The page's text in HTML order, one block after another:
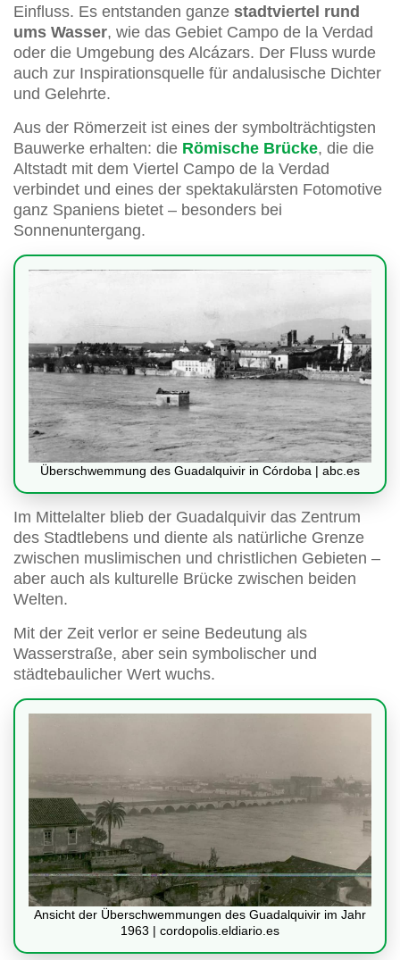
Einfluss. Es entstanden ganze stadtviertel rund
ums Wasser, wie das Gebiet Campo de la Verdad
oder die Umgebung des Alcázars. Der Fluss wurde
auch zur Inspirationsquelle für andalusische Dichter
und Gelehrte.
Aus der Römerzeit ist eines der symbolträchtigsten
Bauwerke erhalten: die Römische Brücke, die die
Altstadt mit dem Viertel Campo de la Verdad
verbindet und eines der spektakulärsten Fotomotive
ganz Spaniens bietet – besonders bei
Sonnenuntergang.
Überschwemmung des Guadalquivir in Córdoba | abc.es
Im Mittelalter blieb der Guadalquivir das Zentrum
des Stadtlebens und diente als natürliche Grenze
zwischen muslimischen und christlichen Gebieten –
aber auch als kulturelle Brücke zwischen beiden
Welten.
Mit der Zeit verlor er seine Bedeutung als
Wasserstraße, aber sein symbolischer und
städtebaulicher Wert wuchs.
Ansicht der Überschwemmungen des Guadalquivir im Jahr
1963 | cordopolis.eldiario.es